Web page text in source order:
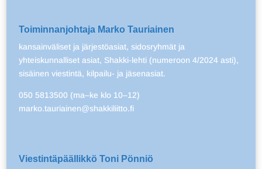
Toiminnanjohtaja Marko Tauriainen
kansainväliset ja järjestöasiat, sidosryhmät ja
yhteiskunnalliset asiat, Shakki-lehti (numeroon 4/2024 asti),
sisäinen viestintä, kilpailu- ja jäsenasiat.
050 5813500 (ma–ke klo 10–12)
marko.tauriainen@shakkiliitto.fi
Viestintäpäällikkö Toni Pönniö